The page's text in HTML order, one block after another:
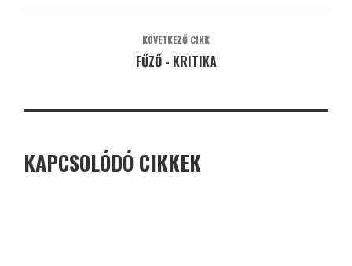
KÖVETKEZŐ CIKK
FŰZŐ - KRITIKA
KAPCSOLÓDÓ CIKKEK